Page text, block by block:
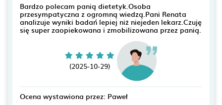
Bardzo polecam panią dietetyk.Osoba
przesympatyczna z ogromną wiedzą.Pani Renata
analizuje wyniki badań lepiej niż niejeden lekarz.Czuję
się super zaopiekowana i zmobilizowana przez panią.
(2025-10-29)
Ocena wystawiona przez: Paweł